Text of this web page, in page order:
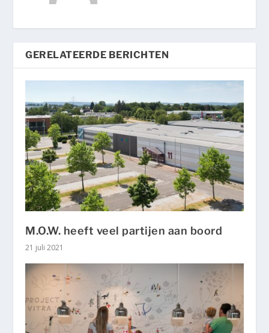
GERELATEERDE BERICHTEN
M.O.W. heeft veel partijen aan boord
21 juli 2021